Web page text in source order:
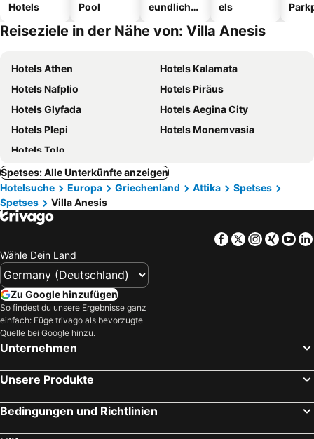
Hotels
Pool
eundliche
els
Reiseziele in der Nähe von: Villa Anesis
Hotels Athen
Hotels Kalamata
Hotels Nafplio
Hotels Piräus
Hotels Glyfada
Hotels Aegina City
Hotels Plepi
Hotels Monemvasia
Hotels Tolo
Spetses: Alle Unterkünfte anzeigen
Hotelsuche
Europa Griechenland Attika
Spetses
Spetses
Villa Anesis
Facebook
TwitterXing
Wähle Dein Land
Zu Google hinzufügen
So findest du unsere Ergebnisse ganz
einfach: Füge trivago als bevorzugte
Quelle bei Google hinzu.
Unternehmen
Unsere Produkte
Bedingungen und Richtlinien